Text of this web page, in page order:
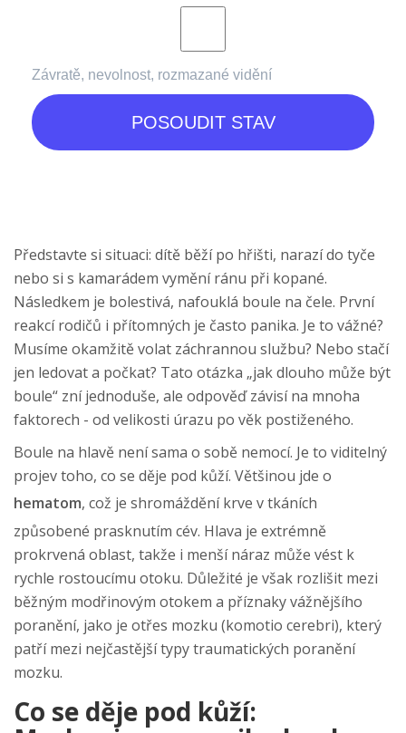
Závratě, nevolnost, rozmazané vidění
POSOUDIT STAV
Představte si situaci: dítě běží po hřišti, narazí do tyče
nebo si s kamarádem vymění ránu při kopané.
Následkem je bolestivá, nafouklá boule na čele. První
reakcí rodičů i přítomných je často panika. Je to vážné?
Musíme okamžitě volat záchrannou službu? Nebo stačí
jen ledovat a počkat? Tato otázka „jak dlouho může být
boule“ zní jednoduše, ale odpověď závisí na mnoha
faktorech - od velikosti úrazu po věk postiženého.
Boule na hlavě není sama o sobě nemocí. Je to viditelný
projev toho, co se děje pod kůží. Většinou jde o
hematom, což je shromáždění krve v tkáních
způsobené prasknutím cév. Hlava je extrémně
prokrvená oblast, takže i menší náraz může vést k
rychle rostoucímu otoku. Důležité je však rozlišit mezi
běžným modřinovým otokem a příznaky vážnějšího
poranění, jako je otřes mozku (komotio cerebri), který
patří mezi nejčastější typy traumatických poranění
mozku.
Co se děje pod kůží: